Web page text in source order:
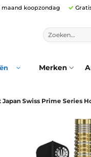
maand koopzondag
Zoeken
naar:
Merken
Japan Swiss Prime Series